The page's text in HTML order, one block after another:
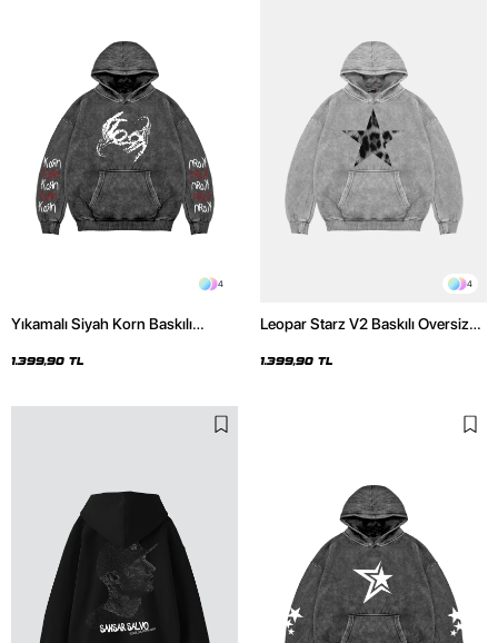
4
Yıkamalı Siyah Korn Baskılı
1.399,90 TL
4
Leopar Starz V2 Baskılı Oversize
Hoodie
1.399,90 TL